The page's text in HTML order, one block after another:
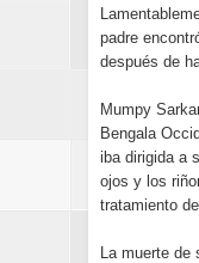
padre
después de
Mumpy
Bengala
iba dirigida a
ojos y los
tratamiento
La muerte de